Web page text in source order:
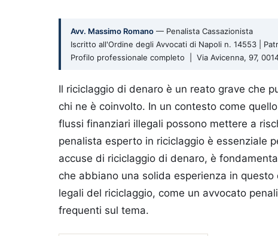
Avv. Massimo Romano — Penalista Cassazionista
Iscritto all'Ordine degli Avvocati di Napoli n. 14553 |
Profilo professionale completo | Via Avicenna, 97,
Il riciclaggio di denaro è un reato grave che
chi ne è coinvolto. In un contesto come
flussi finanziari illegali possono mettere a
penalista esperto in riciclaggio è essenziale
accuse di riciclaggio di denaro, è
che abbiano una solida esperienza in
legali del riciclaggio, come un avvocato
frequenti sul tema.